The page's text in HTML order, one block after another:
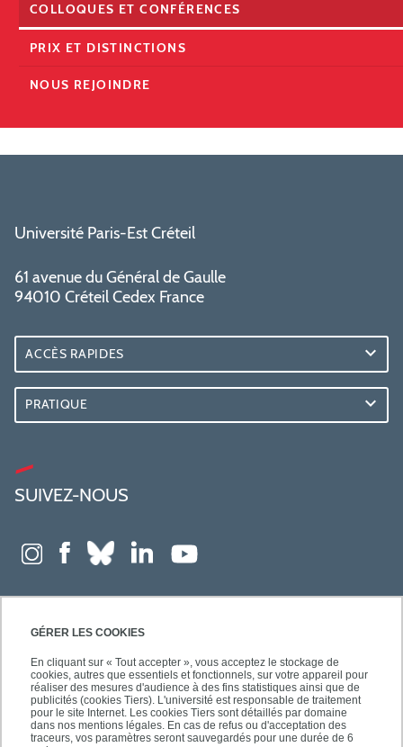
GÉRER LES COOKIES
En cliquant sur « Tout accepter », vous acceptez le stockage de
cookies, autres que essentiels et fonctionnels, sur votre appareil pour
réaliser des mesures d'audience à des fins statistiques ainsi que de
publicités (cookies Tiers). L'université est responsable de traitement
pour le site Internet. Les cookies Tiers sont détaillés par domaine
dans nos mentions légales. En cas de refus ou d'acceptation des
traceurs, vos paramètres seront sauvegardés pour une durée de 6
COLLOQUES ET CONFÉRENCES
PRIX ET DISTINCTIONS
NOUS REJOINDRE
Université Paris-Est Créteil
61 avenue du Général de Gaulle
94010 Créteil Cedex France
ACCÈS RAPIDES
PRATIQUE
SUIVEZ-NOUS